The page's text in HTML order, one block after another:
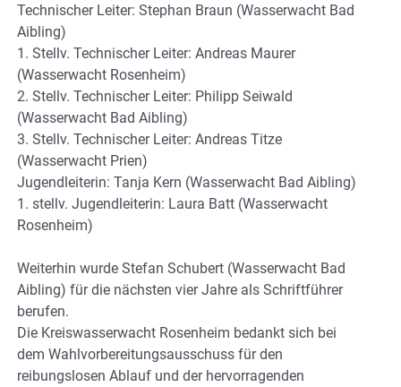
Technischer Leiter: Stephan Braun (Wasserwacht Bad
Aibling)
1. Stellv. Technischer Leiter: Andreas Maurer
(Wasserwacht Rosenheim)
2. Stellv. Technischer Leiter: Philipp Seiwald
(Wasserwacht Bad Aibling)
3. Stellv. Technischer Leiter: Andreas Titze
(Wasserwacht Prien)
Jugendleiterin: Tanja Kern (Wasserwacht Bad Aibling)
1. stellv. Jugendleiterin: Laura Batt (Wasserwacht
Rosenheim)
Weiterhin wurde Stefan Schubert (Wasserwacht Bad
Aibling) für die nächsten vier Jahre als Schriftführer
berufen.
Die Kreiswasserwacht Rosenheim bedankt sich bei
dem Wahlvorbereitungsausschuss für den
reibungslosen Ablauf und der hervorragenden